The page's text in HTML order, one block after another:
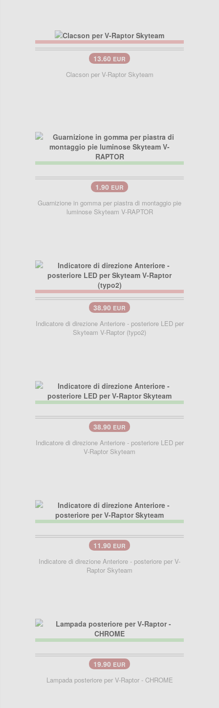
13.60 EUR
Clacson per V-Raptor Skyteam
1.90 EUR
Guarnizione in gomma per piastra di montaggio pie
luminose Skyteam V-RAPTOR
38.90 EUR
Indicatore di direzione Anteriore - posteriore LED per
Skyteam V-Raptor (typo2)
38.90 EUR
Indicatore di direzione Anteriore - posteriore LED per
V-Raptor Skyteam
11.90 EUR
Indicatore di direzione Anteriore - posteriore per V-
Raptor Skyteam
19.90 EUR
Lampada posteriore per V-Raptor - CHROME